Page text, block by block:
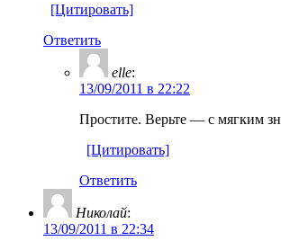
[Цитировать]
Ответить
elle:
13/09/2011 в 22:22
Простите. Верьте — с мягким
[Цитировать]
Ответить
Николай:
13/09/2011 в 22:34